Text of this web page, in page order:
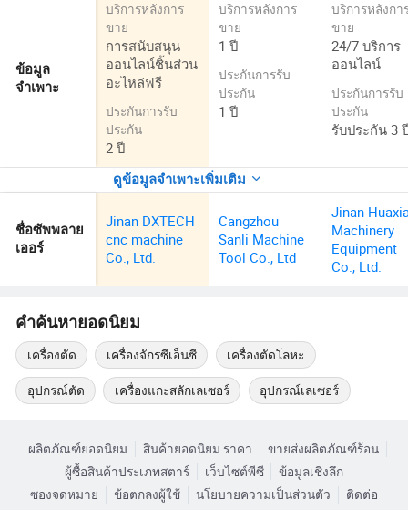
ข้อมูล
จำเพาะ
บริการหลังการ
ขาย
การสนับสนุน
ออนไลน์ชิ้นส่วน
อะไหล่ฟรี
ประกันการรับ
ประกัน
2 ปี
บริการหลังการ
ขาย
1 ปี
ประกันการรับ
ประกัน
1 ปี
บริการหลังกา
ขาย
24/7 บริการ
ออนไลน์
ประกันการรับ
ประกัน
รับประกัน 3
ดูข้อมูลจำเพาะเพิ่มเติม
ชื่อซัพพลาย
เออร์
Jinan DXTECH
cnc machine
Co., Ltd.
Cangzhou
Sanli Machine
Tool Co., Ltd
Jinan
Machinery
Equipment
Co., Ltd.
คำค้นหายอดนิยม
เครื่องตัด เครื่องจักรซีเอ็นซี เครื่องตัดโลหะ
อุปกรณ์ตัด เครื่องแกะสลักเลเซอร์ อุปกรณ์เลเซอร์
ผลิตภัณฑ์ยอดนิยม สินค้ายอดนิยม ราคา
ขายส่งผลิตภัณฑ์ร้อน
ผู้ซื้อสินค้าประเภทสตาร์
เว็บไซต์พีซี
ข้อมูลเชิงลึก
ซองจดหมาย
ข้อตกลงผู้ใช้ นโยบายความเป็นส่วนตัว ติดต่อ